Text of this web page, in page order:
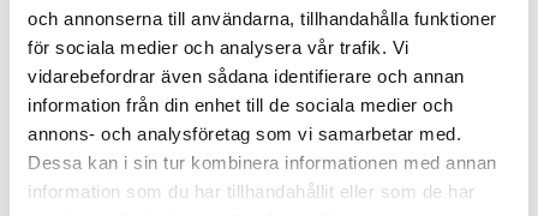
och annonserna till användarna, tillhandahålla funktioner
för sociala medier och analysera vår trafik. Vi
vidarebefordrar även sådana identifierare och annan
information från din enhet till de sociala medier och
annons- och analysföretag som vi samarbetar med.
Dessa kan i sin tur kombinera informationen med annan
information som du har tillhandahållit eller som de har
där teamets behov styr din arbetsdag. Du drivs av att hjälpa
andra, skapa goda relationer och är en prestigelös person
samtidigt som du har hög integritet.
Du som söker har en gymnasieexamen, gärna
kompletterad med en eftergymnasial utbildning till exempel
inom administration eller service.